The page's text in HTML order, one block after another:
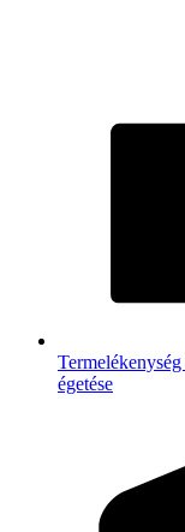
Termelékenység
égetése